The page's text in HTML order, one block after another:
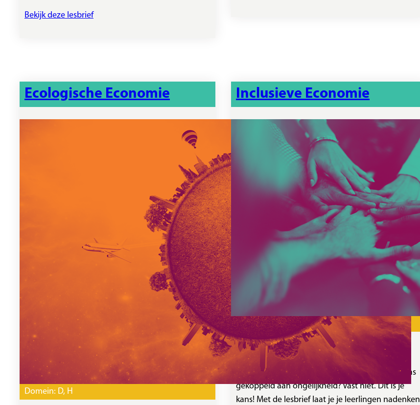
Bekijk deze lesbrief
Ecologische Economie
Domein: D, H
Inclusieve Economie
Domein: G, H
Bovenbouw
Ooit als eens het gooien van propjes door de klas
gekoppeld aan ongelijkheid? Vast niet. Dit is je
kans! Met de lesbrief laat je je leerlingen nadenken